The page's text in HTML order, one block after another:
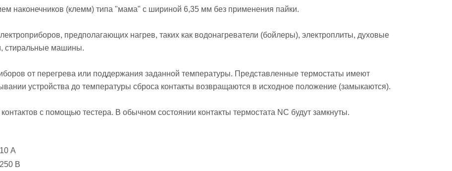
наконечников (клемм) типа "мама" с шириной 6,35 мм без применения пайки.
предполагающих нагрев, таких как водонагреватели (бойлеры), электроплиты, духовые
стиральные машины.
от перегрева или поддержания заданной температуры. Представленные термостаты имеют
устройства до температуры сброса контакты возвращаются в исходное положение (замыкаются).
с помощью тестера. В обычном состоянии контакты термостата NC будут замкнуты.
10 А
250 В